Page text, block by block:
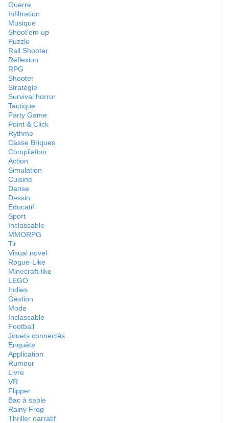
Guerre
Infiltration
Musique
Shoot'em up
Puzzle
Rail Shooter
Réflexion
RPG
Shooter
Stratégie
Survival horror
Tactique
Party Game
Point & Click
Rythme
Casse Briques
Compilation
Action
Simulation
Cuisine
Danse
Dessin
Educatif
Sport
Inclassable
MMORPG
Tir
Visual novel
Rogue-Like
Minecraft-like
LEGO
Indies
Gestion
Mode
Inclassable
Football
Jouets connectés
Enquête
Application
Rumeur
Livre
VR
Flipper
Bac à sable
Rainy Frog
Thriller narratif